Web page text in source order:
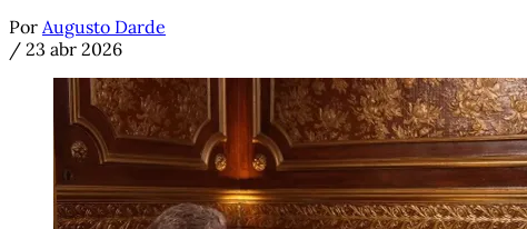
Por Augusto Darde
/ 23 abr 2026